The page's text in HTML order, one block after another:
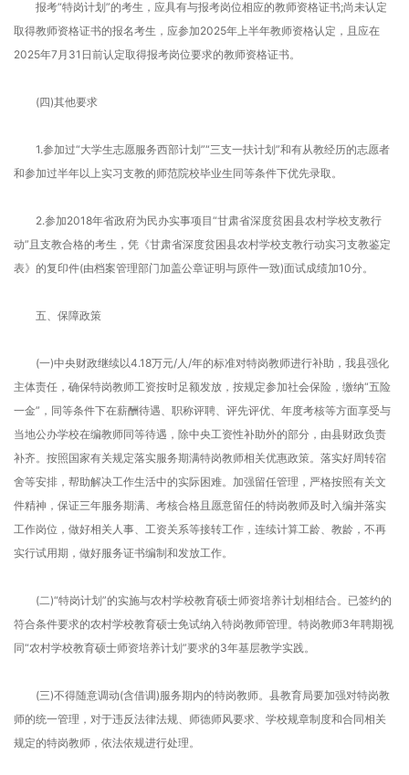
报考“特岗计划”的考生，应具有与报考岗位相应的教师资格证书;尚未认定
取得教师资格证书的报名考生，应参加2025年上半年教师资格认定，且应在
2025年7月31日前认定取得报考岗位要求的教师资格证书。
(四)其他要求
1.参加过“大学生志愿服务西部计划”“三支一扶计划”和有从教经历的志愿者
和参加过半年以上实习支教的师范院校毕业生同等条件下优先录取。
2.参加2018年省政府为民办实事项目“甘肃省深度贫困县农村学校支教行
动”且支教合格的考生，凭《甘肃省深度贫困县农村学校支教行动实习支教鉴定
表》的复印件(由档案管理部门加盖公章证明与原件一致)面试成绩加10分。
五、保障政策
(一)中央财政继续以4.18万元/人/年的标准对特岗教师进行补助，我县强化
主体责任，确保特岗教师工资按时足额发放，按规定参加社会保险，缴纳“五险
一金”，同等条件下在薪酬待遇、职称评聘、评先评优、年度考核等方面享受与
当地公办学校在编教师同等待遇，除中央工资性补助外的部分，由县财政负责
补齐。按照国家有关规定落实服务期满特岗教师相关优惠政策。落实好周转宿
舍等安排，帮助解决工作生活中的实际困难。加强留任管理，严格按照有关文
件精神，保证三年服务期满、考核合格且愿意留任的特岗教师及时入编并落实
工作岗位，做好相关人事、工资关系等接转工作，连续计算工龄、教龄，不再
实行试用期，做好服务证书编制和发放工作。
(二)“特岗计划”的实施与农村学校教育硕士师资培养计划相结合。已签约的
符合条件要求的农村学校教育硕士免试纳入特岗教师管理。特岗教师3年聘期视
同“农村学校教育硕士师资培养计划”要求的3年基层教学实践。
(三)不得随意调动(含借调)服务期内的特岗教师。县教育局要加强对特岗教
师的统一管理，对于违反法律法规、师德师风要求、学校规章制度和合同相关
规定的特岗教师，依法依规进行处理。